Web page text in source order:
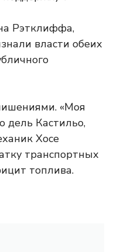
Рэтклиффа,
власти обеих
«Моя
дель Кастильо,
Хосе
транспортных
топлива.